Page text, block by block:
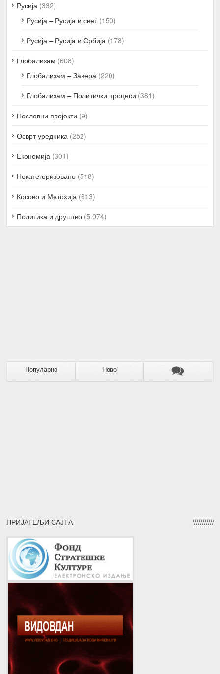
Русија (332)
Русија – Русија и свет(150)
Русија – Русија и Србија (178)
Глобализам (608)
Глобализам – Завера (220)
Глобализам – Политички процеси (381)
Пословни пројекти (9)
Осврт уредника (252)
Економија (301)
Некатегоризовано (518)
Косово и Метохија (613)
Политика и друштво (5.074)
Популарно Ново
ПРИЈАТЕЉИ САЈТА